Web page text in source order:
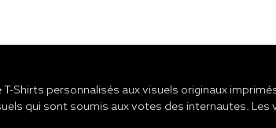
Shirts personnalisés aux visuels originaux
qui sont soumis aux votes des internautes. Les